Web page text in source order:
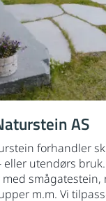
AS
forhandler
utendørs bruk.
smågatestein,
m.m. Vi